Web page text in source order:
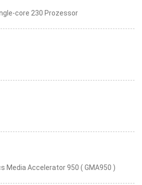
core 230 Prozessor
Media Accelerator 950 ( GMA950 )